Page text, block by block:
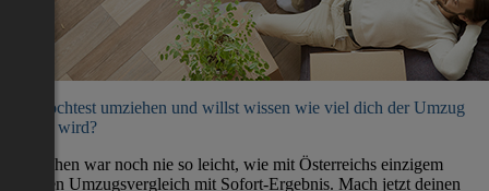
Du möchtest umziehen und willst wissen wie viel dich der Umzug
kosten wird?
Umziehen war noch nie so leicht, wie mit Österreichs einzigem
direkten Umzugsvergleich mit Sofort-Ergebnis. Mach jetzt deinen